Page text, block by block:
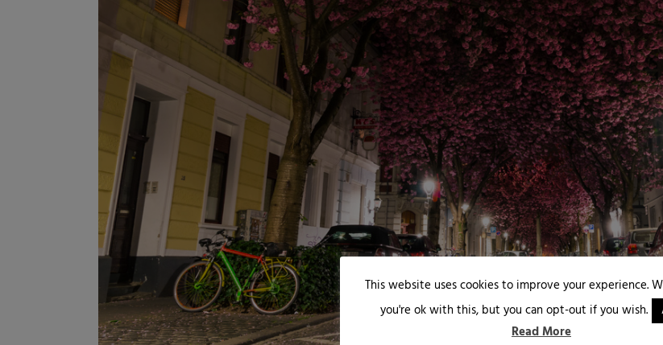
This website uses cookies to improve your experience.
you're ok with this, but you can opt-out if you wish.
Read More